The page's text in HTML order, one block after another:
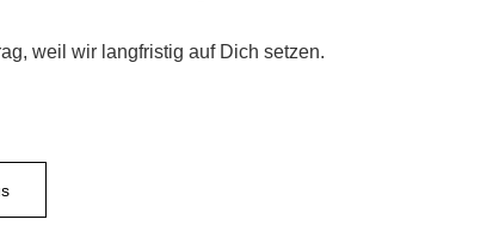
weil wir langfristig auf Dich setzen.